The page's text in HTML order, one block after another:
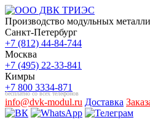
Производство модульных
Санкт-Петербург
+7 (812) 44-84-744
Москва
+7 (495) 22-33-841
Кимры
+7 800 3334-871
бесплатно со всех телефонов
info@dvk-modul.ru Доставка